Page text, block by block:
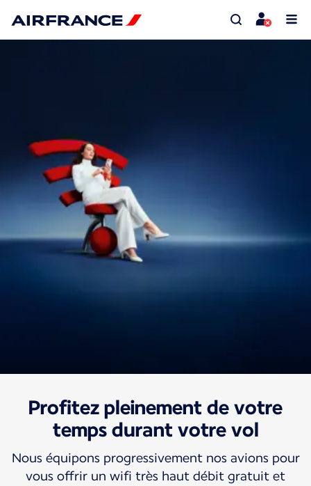
Voyager avec nous
Wifi très haut débit
offert
Profitez pleinement de votre
temps durant votre vol
Nous équipons progressivement nos avions pour
vous offrir un wifi très haut débit gratuit et